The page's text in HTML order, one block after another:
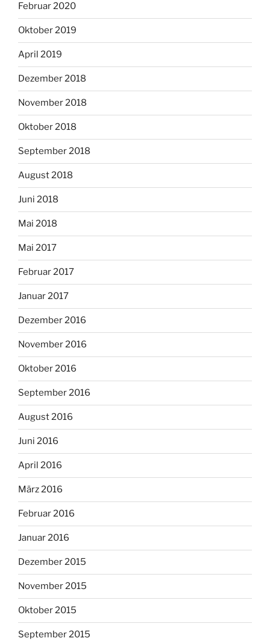
Februar 2020
Oktober 2019
April 2019
Dezember 2018
November 2018
Oktober 2018
September 2018
August 2018
Juni 2018
Mai 2018
Mai 2017
Februar 2017
Januar 2017
Dezember 2016
November 2016
Oktober 2016
September 2016
August 2016
Juni 2016
April 2016
März 2016
Februar 2016
Januar 2016
Dezember 2015
November 2015
Oktober 2015
September 2015